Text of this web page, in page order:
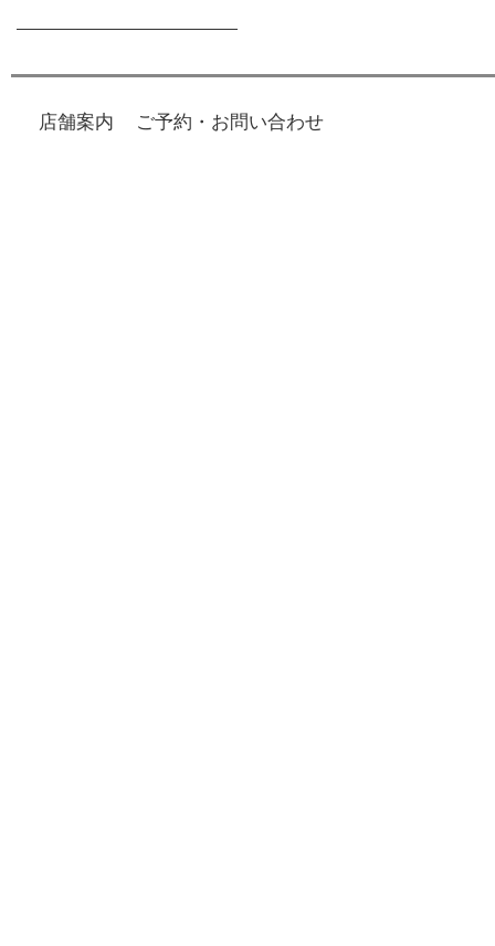
店舗案内 ご予約・お問い合わせ